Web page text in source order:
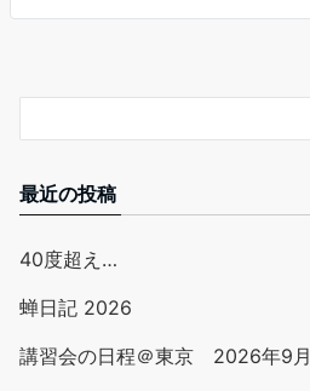
最近の投稿
40度超え…
蝉日記 2026
講習会の日程＠東京 2026年9月